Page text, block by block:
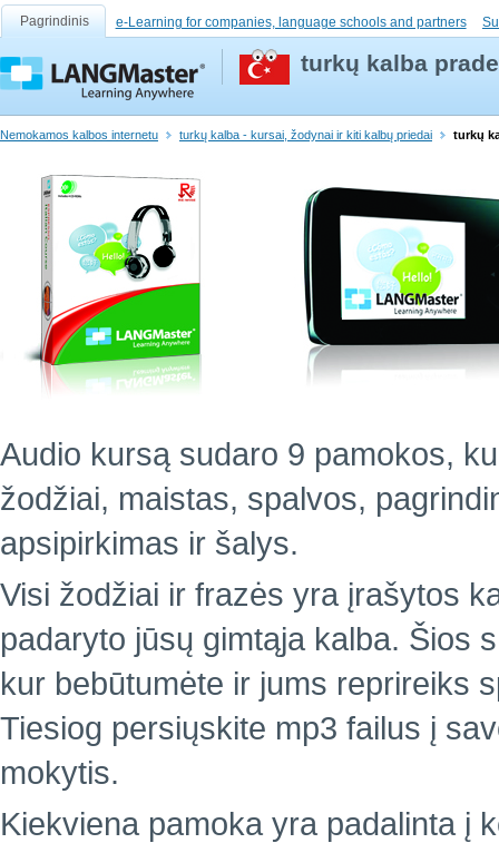
Pagrindinis e-Learning for companies, language schools and partners
turkų kalba
Nemokamos kalbos internetu turkų kalba - kursai, žodynai ir kiti kalbų priedai turkų
Audio kursą sudaro 9 pamokos,
žodžiai, maistas, spalvos,
apsipirkimas ir šalys.
Visi žodžiai ir frazės yra įrašytos
padaryto jūsų gimtąja kalba. Šios
kur bebūtumėte ir jums reprireiks
Tiesiog persiųskite mp3 failus į
mokytis.
Kiekviena pamoka yra padalinta į